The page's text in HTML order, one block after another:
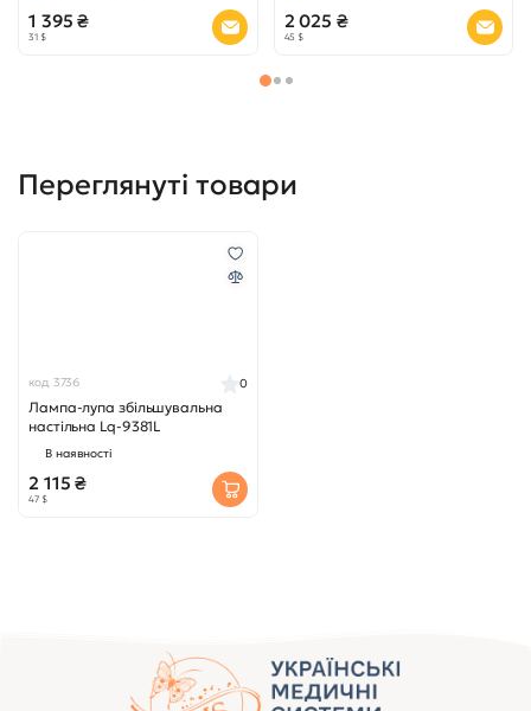
1 395 ₴
31 $
2 025 ₴
45 $
Переглянуті товари
код 3736
Лампа-лупа збільшувальна
настільна Lq-9381L
0
В наявності
2 115 ₴
47 $